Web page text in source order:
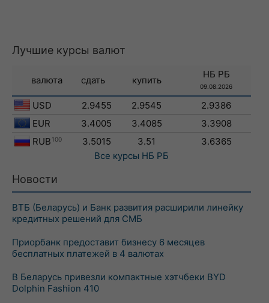
Лучшие курсы валют
валюта сдать купить
НБ РБ
09.08.2026
USD 2.9455 2.9545
2.9386
EUR
3.4005 3.4085
3.3908
RUB 100 3.5015 3.51
3.6365
Все курсы НБ РБ
Новости
ВТБ (Беларусь) и Банк развития расширили линейку
кредитных решений для СМБ
Приорбанк предоставит бизнесу 6 месяцев
бесплатных платежей в 4 валютах
В Беларусь привезли компактные хэтчбеки BYD
Dolphin Fashion 410